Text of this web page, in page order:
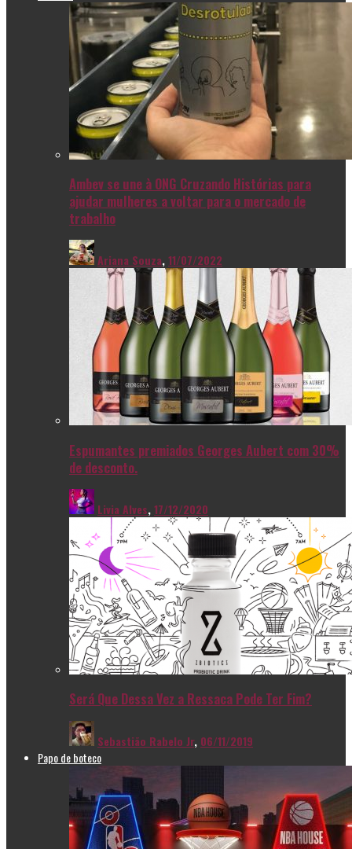
Ambev se une à ONG Cruzando Histórias para
ajudar mulheres a voltar para o mercado de
trabalho
Ariana Souza,11/07/2022
Espumantes premiados Georges Aubert com 30%
de desconto.
Livia Alves,17/12/2020
Será Que Dessa Vez a Ressaca Pode Ter Fim?
Sebastião Rabelo Jr, 06/11/2019
Papo de boteco